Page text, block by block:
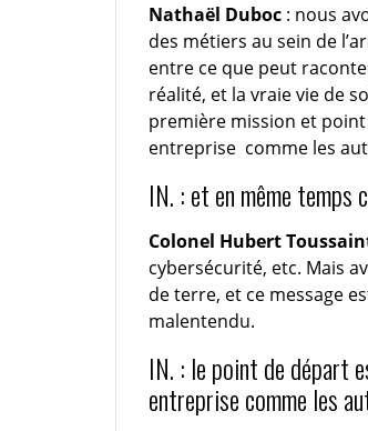
Nathaël Duboc: nous
des métiers au sein de
entre ce que peut
réalité, et la vraie vie de
première mission et point
entreprise comme les
IN. : et en même temps
Colonel Hubert
cybersécurité, etc. Mais
de terre, et ce message
malentendu.
IN. : le point de départ
entreprise comme les